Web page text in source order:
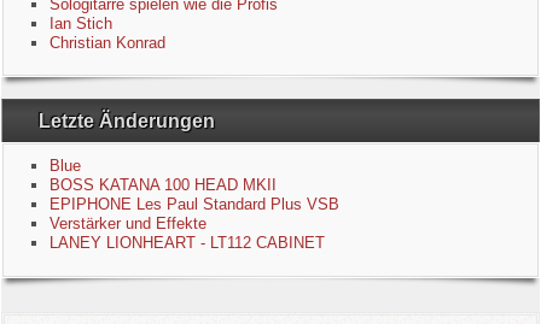
Kontakt
Impressum
Datenschutzerklärung
Links
Sologitarre spielen wie die Profis
Ian Stich
Christian Konrad
Letzte Änderungen
Blue
BOSS KATANA 100 HEAD MKII
EPIPHONE Les Paul Standard Plus VSB
Verstärker und Effekte
LANEY LIONHEART - LT112 CABINET